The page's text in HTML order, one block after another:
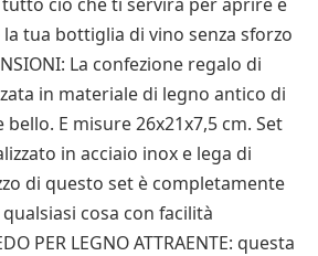
tua bottiglia di vino senza sforzo
La confezione regalo di
in materiale di legno antico di
E misure 26x21x7,5 cm. Set
in acciaio inox e lega di
di questo set è completamente
cosa con facilità
PER LEGNO ATTRAENTE: questa